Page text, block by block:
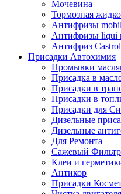
Мочевина
Тормозная
Антифризы mobil
Антифризы liqui
Антифриз Castrol
Присадки Автохимия
Промывки
Присадка в
Присадки в
Присадки в
Присадки для
Дизельные
Дизельные
Для Ремонта
Сажевый Фильтр
Клеи и
Антикор
Присадки